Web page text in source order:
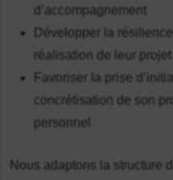
d’accompagnement
Développer la
réalisation de leur
Favoriser la prise
concrétisation de son
personnel
Nous adaptons la structure